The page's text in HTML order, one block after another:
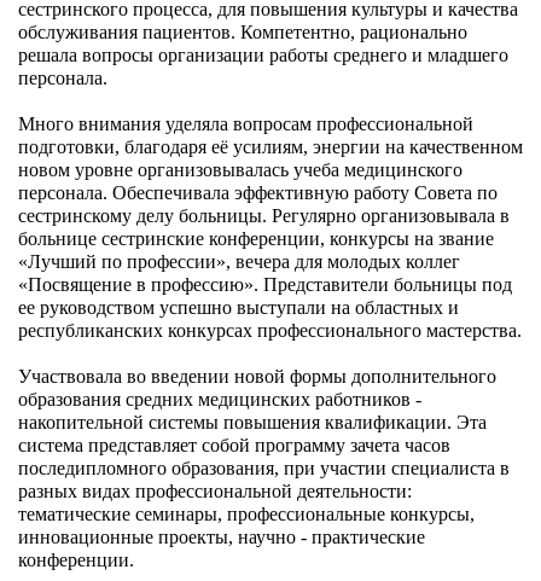
сестринского процесса, для повышения культуры и качества
обслуживания пациентов. Компетентно, рационально
решала вопросы организации работы среднего и младшего
персонала.
Много внимания уделяла вопросам профессиональной
подготовки, благодаря её усилиям, энергии на качественном
новом уровне организовывалась учеба медицинского
персонала. Обеспечивала эффективную работу Совета по
сестринскому делу больницы. Регулярно организовывала в
больнице сестринские конференции, конкурсы на звание
«Лучший по профессии», вечера для молодых коллег
«Посвящение в профессию». Представители больницы под
ее руководством успешно выступали на областных и
республиканских конкурсах профессионального мастерства.
Участвовала во введении новой формы дополнительного
образования средних медицинских работников -
накопительной системы повышения квалификации. Эта
система представляет собой программу зачета часов
последипломного образования, при участии специалиста в
разных видах профессиональной деятельности:
тематические семинары, профессиональные конкурсы,
инновационные проекты, научно - практические
конференции.